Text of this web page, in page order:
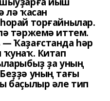
лә ҡасан
торғайнылар.
тәржемә иттем.
Ҡаҙағстанда һәр
ҡунаҡ. Китап
ҙа уның
уның тағы
баҫылыр әле тип